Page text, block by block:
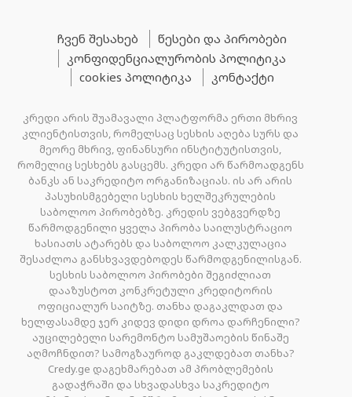
ჩვენ შესახებ
წესები და პირობები
კონფიდენციალურობის პოლიტიკა
cookies პოლიტიკა
კონტაქტი
კრედი არის შუამავალი პლატფორმა ერთი მხრივ
კლიენტისთვის, რომელსაც სესხის აღება სურს და
მეორე მხრივ, ფინანსური ინსტიტუტისთვის,
რომელიც სესხებს გასცემს. კრედი არ წარმოადგენს
ბანკს ან საკრედიტო ორგანიზაციას. ის არ არის
პასუხისმგებელი სესხის ხელშეკრულების
საბოლოო პირობებზე. კრედის ვებგვერდზე
წარმოდგენილი ყველა პირობა საილუსტრაციო
ხასიათს ატარებს და საბოლოო კალკულაცია
შესაძლოა განსხვავდებოდეს წარმოდგენილისგან.
სესხის საბოლოო პირობები შეგიძლიათ
დააზუსტოთ კონკრეტული კრედიტორის
ოფიციალურ საიტზე. თანხა დაგაკლდათ და
ხელფასამდე ჯერ კიდევ დიდი დროა დარჩენილი?
აუცილებელი სარემონტო სამუშაოების წინაშე
აღმოჩნდით? სამოგზაუროდ გაკლდებათ თანხა?
Credy.ge დაგეხმარებათ ამ პრობლემების
გადაჭრაში და სხვადასხვა საკრედიტო